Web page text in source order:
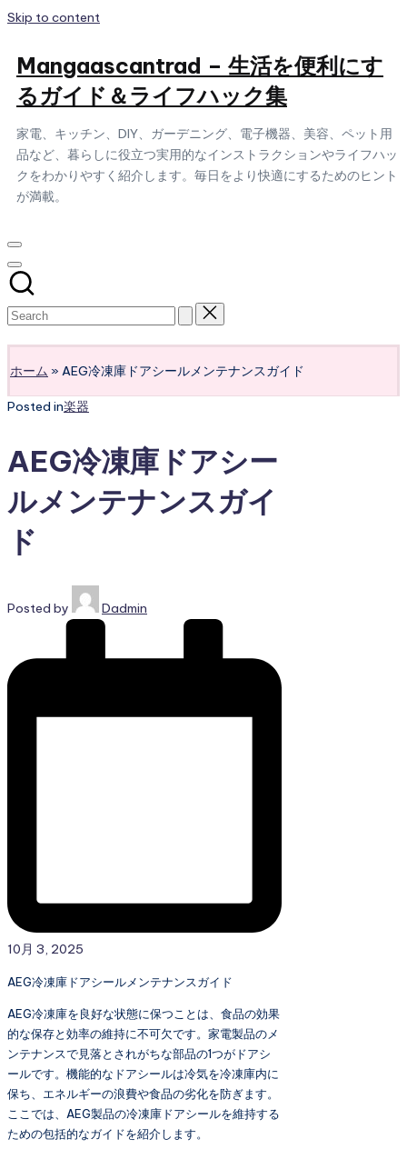
Skip to content
Mangaascantrad – 生活を便利にす
るガイド＆ライフハック集
家電、キッチン、DIY、ガーデニング、電子機器、美容、ペット用
品など、暮らしに役立つ実用的なインストラクションやライフハッ
クをわかりやすく紹介します。毎日をより快適にするためのヒント
が満載。
ホーム » AEG冷凍庫ドアシールメンテナンスガイド
Posted in楽器
AEG冷凍庫ドアシー
ルメンテナンスガイ
ド
Posted by Dadmin
10月 3, 2025
AEG冷凍庫ドアシールメンテナンスガイド
AEG冷凍庫を良好な状態に保つことは、食品の効果
的な保存と効率の維持に不可欠です。家電製品のメ
ンテナンスで見落とされがちな部品の1つがドアシ
ールです。機能的なドアシールは冷気を冷凍庫内に
保ち、エネルギーの浪費や食品の劣化を防ぎます。
ここでは、AEG製品の冷凍庫ドアシールを維持する
ための包括的なガイドを紹介します。